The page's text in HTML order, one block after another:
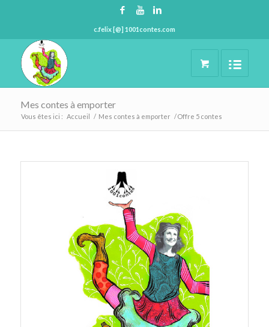
c.felix [@] 1001contes.com
Mes contes à emporter
Vous êtes ici : Accueil / Mes contes à emporter /Offre 5 contes